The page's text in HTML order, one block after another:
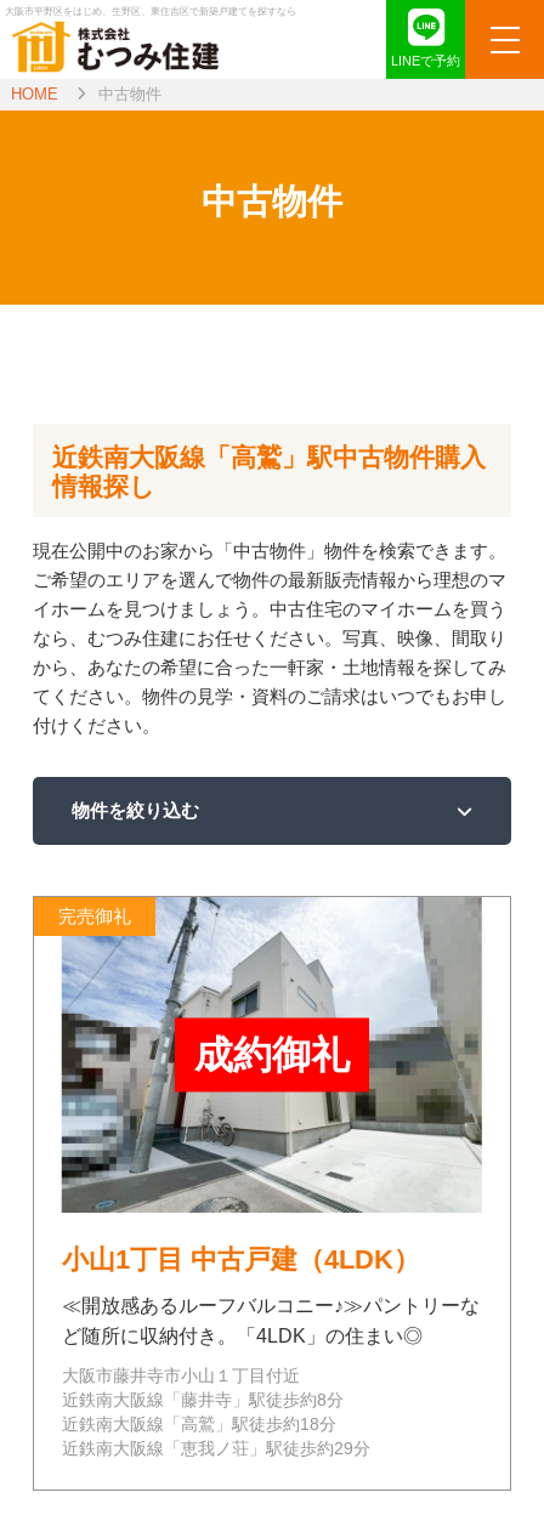
大阪市平野区をはじめ、生野区、東住吉区で新築戸建てを探すなら
LINEで予約
HOME 中古物件
中古物件
近鉄南大阪線「高鷲」駅中古物件購入
情報探し
現在公開中のお家から「中古物件」物件を検索できます。
ご希望のエリアを選んで物件の最新販売情報から理想のマ
イホームを見つけましょう。中古住宅のマイホームを買う
なら、むつみ住建にお任せください。写真、映像、間取り
から、あなたの希望に合った一軒家・土地情報を探してみ
てください。物件の見学・資料のご請求はいつでもお申し
付けください。
物件を絞り込む
成約御礼
完売御礼
小山1丁目 中古戸建（4LDK）
≪開放感あるルーフバルコニー♪≫パントリーな
ど随所に収納付き。「4LDK」の住まい◎
大阪市藤井寺市小山１丁目付近
近鉄南大阪線「藤井寺」駅徒歩約8分
近鉄南大阪線「高鷲」駅徒歩約18分
近鉄南大阪線「恵我ノ荘」駅徒歩約29分